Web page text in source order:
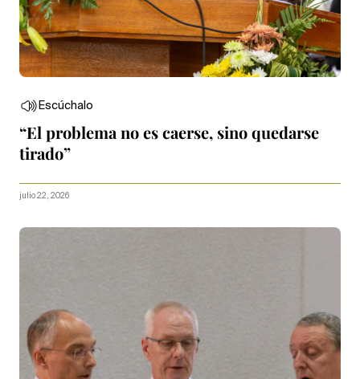
Escúchalo
“El problema no es caerse, sino quedarse
tirado”
julio 22, 2026